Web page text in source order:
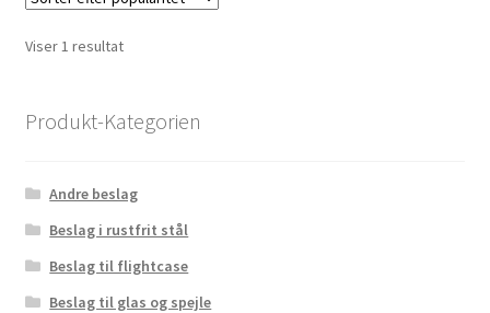
Viser 1 resultat
Produkt-Kategorien
Andre beslag
Beslag i rustfrit stål
Beslag til flightcase
Beslag til glas og spejle